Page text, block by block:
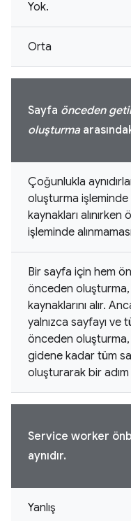
Yok.
Orta
Sayfa önceden
oluşturma
Çoğunlukla
oluşturma
kaynakları
işleminde
Bir sayfa için hem
önceden oluşturma,
kaynaklarını alır.
yalnızca sayfayı ve
önceden oluşturma,
gidene kadar tüm
oluşturarak bir
Service worker
aynıdır.
Yanlış